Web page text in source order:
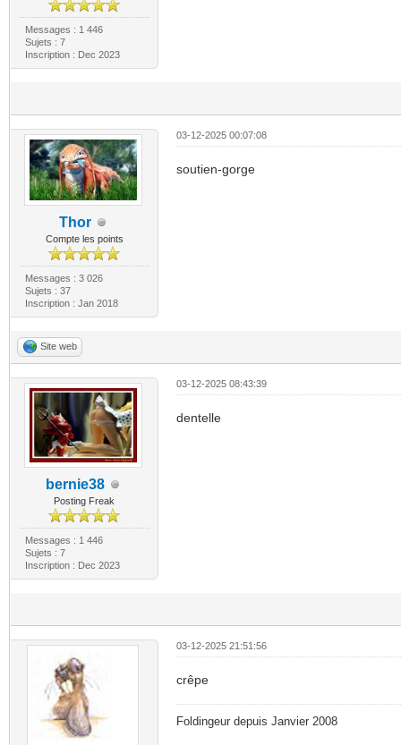
Messages : 1 446
Sujets : 7
Inscription : Dec 2023
Thor
Compte les points
Messages : 3 026
Sujets : 37
Inscription : Jan 2018
03-12-2025 00:07:08
soutien-gorge
Site web
bernie38
Posting Freak
Messages : 1 446
Sujets : 7
Inscription : Dec 2023
03-12-2025 08:43:39
dentelle
03-12-2025 21:51:56
crêpe
Foldingeur depuis Janvier 2008